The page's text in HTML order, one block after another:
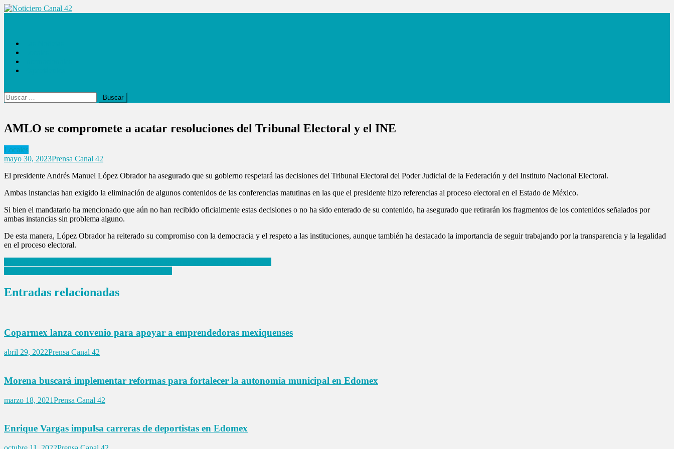
Saltar
Buscar:
AMLO se compromete a acatar resoluciones del Tribunal Electoral y el INE
Locales
mayo 30, 2023Prensa Canal 42
El presidente Andrés Manuel López Obrador ha asegurado que su gobierno respetará las decisiones del Tribunal Electoral del Poder Judicial de la Federación y del Instituto Nacional Electoral.
Ambas instancias han exigido la eliminación de algunos contenidos de las conferencias matutinas en las que el presidente hizo referencias al proceso electoral en el Estado de México.
Si bien el mandatario ha mencionado que aún no han recibido oficialmente estas decisiones o no ha sido enterado de su contenido, ha asegurado que retirarán los fragmentos de los contenidos señalados por
ambas instancias sin problema alguno.
De esta manera, López Obrador ha reiterado su compromiso con la democracia y el respeto a las instituciones, aunque también ha destacado la importancia de seguir trabajando por la transparencia y la legalidad
en el proceso electoral.
Navegación
de
entradas
Entradas relacionadas
Coparmex lanza convenio para apoyar a emprendedoras mexiquenses
abril 29, 2022Prensa Canal 42
Morena buscará implementar reformas para fortalecer la autonomía municipal en Edomex
marzo 18, 2021Prensa Canal 42
Enrique Vargas impulsa carreras de deportistas en Edomex